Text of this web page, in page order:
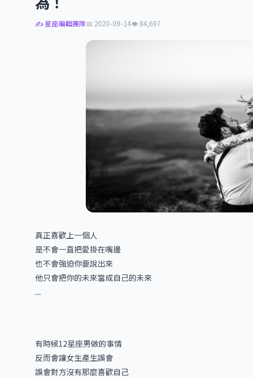
✍️ 星座編輯團隊📅 2020-09-14👁 84,697
真正喜歡上一個人
是不會一直把愛掛在嘴邊
也不會強迫你要說出來
他只會把你的未來當成自己的未來
...
有時候12星座男做的事情
反而會讓女生產生誤會
誤會對方沒有那麼喜歡自己